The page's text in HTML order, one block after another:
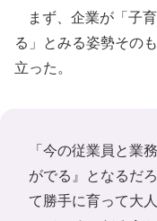
まず、企業が「子
る」とみる姿勢その
立った。
「今の従業員と業
がでる』となるだ
て勝手に育って大